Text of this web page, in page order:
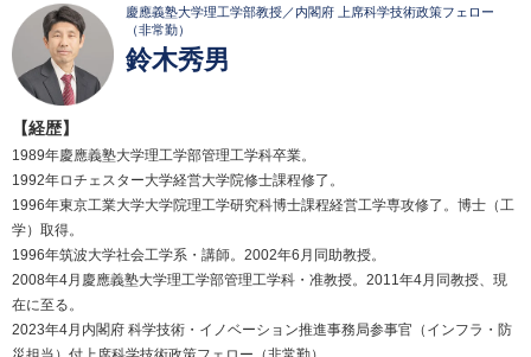
慶應義塾大学理工学部教授／内閣府 上席科学技術政策フェロー
（非常勤）
鈴木秀男
【経歴】
1989年慶應義塾大学理工学部管理工学科卒業。
1992年ロチェスター大学経営大学院修士課程修了。
1996年東京工業大学大学院理工学研究科博士課程経営工学専攻修了。博士（工
学）取得。
1996年筑波大学社会工学系・講師。2002年6月同助教授。
2008年4月慶應義塾大学理工学部管理工学科・准教授。2011年4月同教授、現
在に至る。
2023年4月内閣府 科学技術・イノベーション推進事務局参事官（インフラ・防